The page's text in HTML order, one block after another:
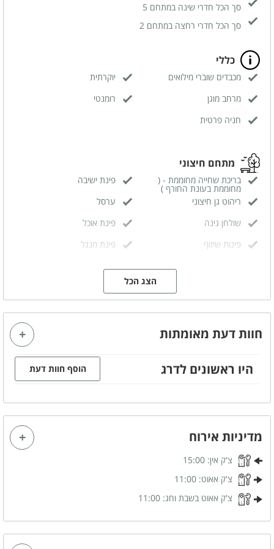
סך הכל חדרי שינה במתחם 5
סך הכל חדרי רחצה במתחם 2
כללי
מכבדים שוברי מילואים
יוקרתית
מרחב מוגן
רומנטי
חניה פרטית
מתחם חיצוני
בריכת שחייה מחוממת - (
מחוממת בעונת החורף )
פינת ישיבה
ריהוט גן חיצוני
ערסל
שולחן גינה
פינת אוכל
פינות שיזוף
פינת מנגל
אינטרנט אלחוטי (WIFI)
פינת אוכל
קהל יעד
ציבור דתי
הצג הכל
חוות דעת מאומתות
היו ראשונים לדרג הוסף חוות דעת
מדיניות אירוח
צ'ק אין: 15:00
צ'ק אאוט: 11:00
צ'ק אאוט בשבת וחג: 11:00